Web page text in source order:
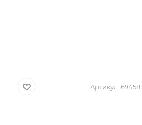
Артикул: 69458